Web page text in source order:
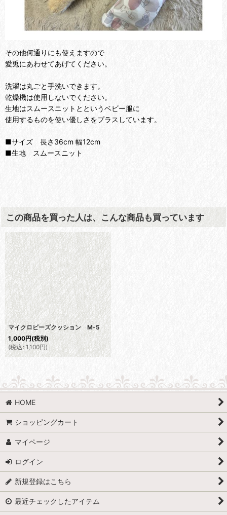
その他何通りにも使えますので
愛兎にあわせてあげてください。
洗濯は丸ごと手洗いできます。
乾燥機は使用しないでください。
生地はスムースニットとというベビー服に
使用するものを使い優しさをプラスしています。
■サイズ 長さ36cm 幅12cm
■生地 スムースニット
この商品を買った人は、こんな商品も買っています
マイクロビーズクッション M-5
1,000円(税別)
(税込 : 1,100円)
HOME
ショッピングカート
マイページ
ログイン
新規登録はこちら
最近チェックしたアイテム